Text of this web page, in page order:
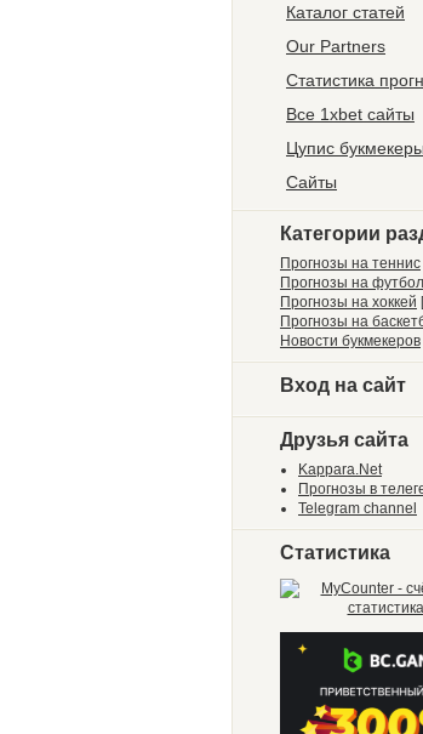
Каталог статей
Our Partners
Статистика
Все 1xbet сайты
Цупис букмекеры
Сайты
Категории
Прогнозы на теннис
Прогнозы на футбол
Прогнозы на хоккей
Прогнозы на
Новости букмекеров
Вход на сайт
Друзья сайта
Kappara.Net
Прогнозы в
Telegram channel
Статистика